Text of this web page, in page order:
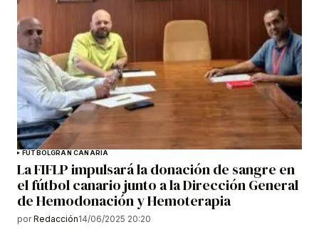
FÚTBOLGRAN CANARIA
La FIFLP impulsará la donación de sangre en
el fútbol canario junto a la Dirección General
de Hemodonación y Hemoterapia
por Redacción14/06/2025 20:20